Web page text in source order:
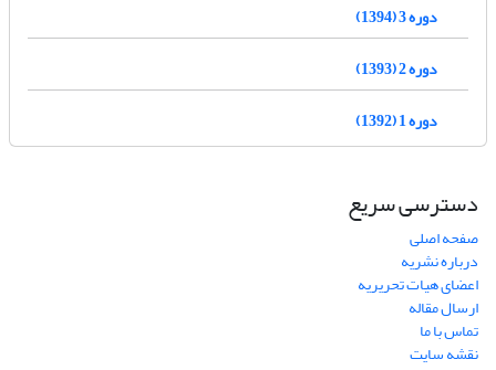
دوره 3 (1394)
دوره 2 (1393)
دوره 1 (1392)
دسترسی سریع
صفحه اصلی
درباره نشریه
اعضای هیات تحریریه
ارسال مقاله
تماس با ما
نقشه سایت